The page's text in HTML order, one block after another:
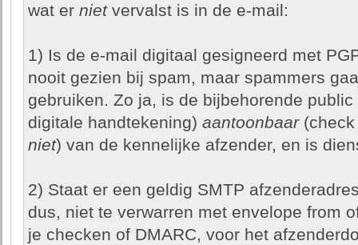
wat er nietvervalst is in de e-mail:
1) Is de e-mail digitaal gesigneerd met
nooit gezien bij spam, maar spammers
gebruiken. Zo ja, is de bijbehorende
digitale handtekening) aantoonbaar(check
niet) van de kennelijke afzender, en is
2) Staat er een geldig SMTP
dus, niet te verwarren met envelope from
je checken of DMARC, voor het